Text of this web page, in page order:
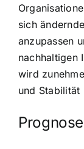
sich
anzupassen
nachhaltigen
wird
und